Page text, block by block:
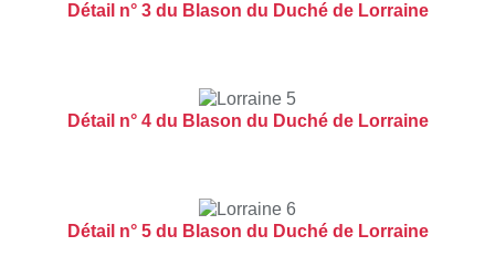
Détail n° 3 du Blason du Duché de Lorraine
Détail n° 4 du Blason du Duché de Lorraine
Détail n° 5 du Blason du Duché de Lorraine